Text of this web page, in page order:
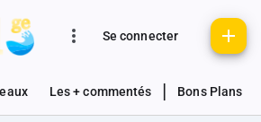
Se connecter
Les + commentés Bons Plans